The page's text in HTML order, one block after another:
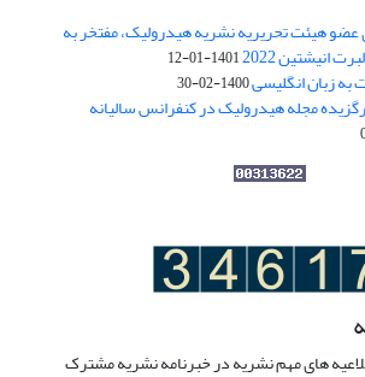
هیئت تحریریه نشریه هیدرولیک، مفتخر به
انیشتین 2022 1401-01-12
به زبان انگلیسی1400-02-30
مجله هیدرولیک در کنفرانس سالیانه
های مهم نشریه در خبرنامه نشریه مشترک